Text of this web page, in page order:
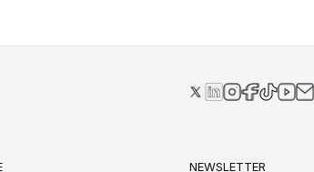
NEWSLETTER